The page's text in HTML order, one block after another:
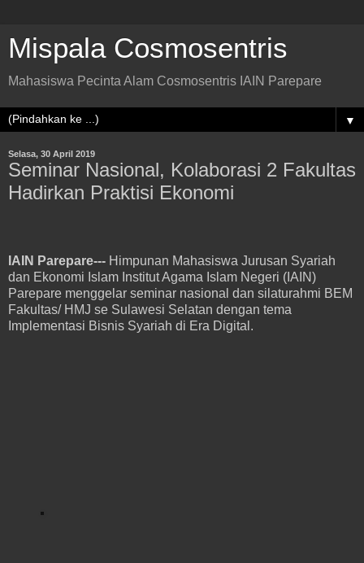
Mispala Cosmosentris
Mahasiswa Pecinta Alam Cosmosentris IAIN Parepare
▼
Selasa, 30 April 2019
Seminar Nasional, Kolaborasi 2 Fakultas
Hadirkan Praktisi Ekonomi
IAIN Parepare--- Himpunan Mahasiswa Jurusan Syariah
dan Ekonomi Islam Institut Agama Islam Negeri (IAIN)
Parepare menggelar seminar nasional dan silaturahmi BEM
Fakultas/ HMJ se Sulawesi Selatan dengan tema
Implementasi Bisnis Syariah di Era Digital.